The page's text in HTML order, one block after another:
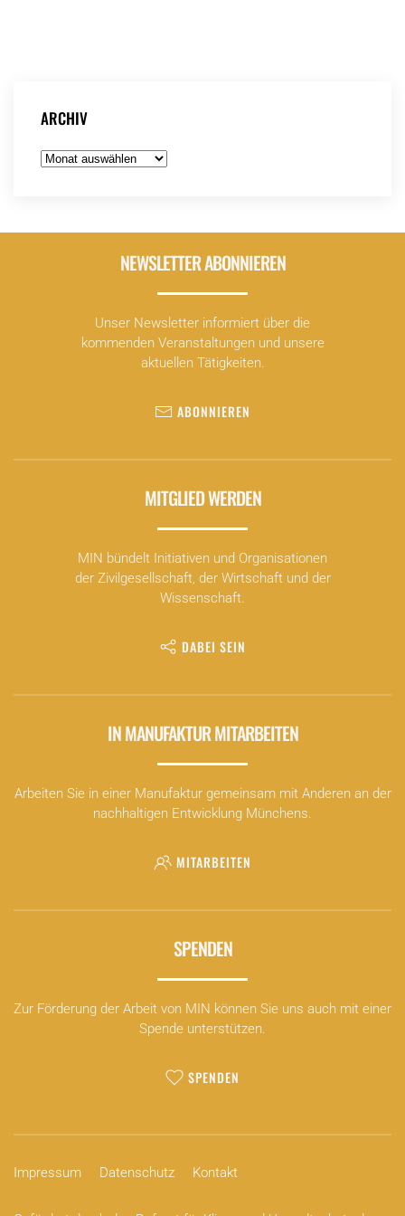
ARCHIV
Archiv
NEWSLETTER ABONNIEREN
Unser Newsletter informiert über die
kommenden Veranstaltungen und unsere
aktuellen Tätigkeiten.
ABONNIEREN
MITGLIED WERDEN
MIN bündelt Initiativen und Organisationen
der Zivilgesellschaft, der Wirtschaft und der
Wissenschaft.
DABEI SEIN
IN MANUFAKTUR MITARBEITEN
Arbeiten Sie in einer Manufaktur gemeinsam mit Anderen an der
nachhaltigen Entwicklung Münchens.
MITARBEITEN
SPENDEN
Zur Förderung der Arbeit von MIN können Sie uns auch mit einer
Spende unterstützen.
SPENDEN
Impressum Datenschutz Kontakt